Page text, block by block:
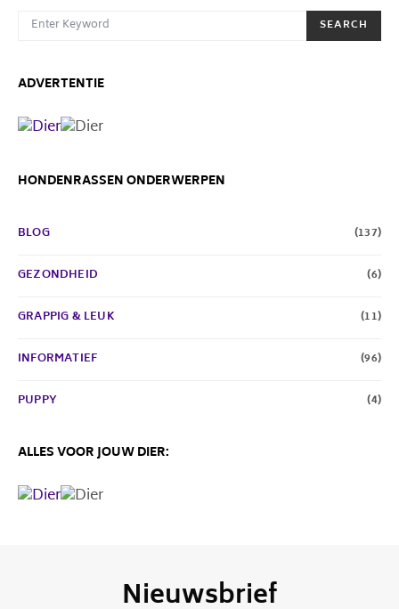
SEARCH FOR:
SEARCH
ADVERTENTIE
HONDENRASSEN ONDERWERPEN
BLOG (137)
GEZONDHEID (6)
GRAPPIG & LEUK (11)
INFORMATIEF (96)
PUPPY (4)
ALLES VOOR JOUW DIER:
Nieuwsbrief